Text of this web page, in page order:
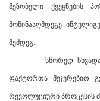
მეზობელი ქვეყნების
მოწინააღმდეგე
შემდეგ.
სწორედ
ფაქტორთა შეჯერებით
რევოლუციური პროცესის